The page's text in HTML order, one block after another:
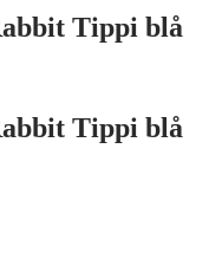
Tippi blå
Tippi blå